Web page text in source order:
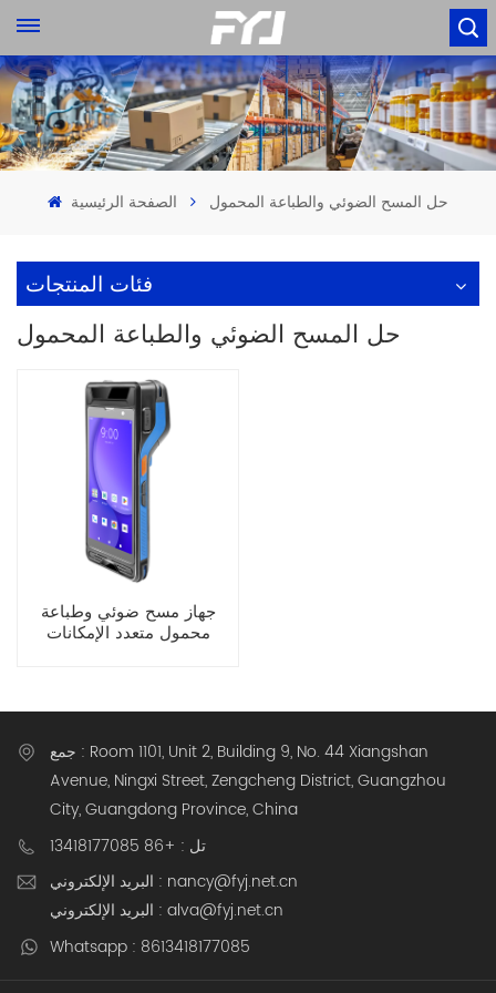
الصفحة الرئيسية حل المسح الضوئي والطباعة المحمول
فئات المنتجات
حل المسح الضوئي والطباعة المحمول
جهاز مسح ضوئي وطباعة
محمول متعدد الإمكانات
جمع : Room 1101, Unit 2, Building 9, No. 44 Xiangshan
Avenue, Ningxi Street, Zengcheng District, Guangzhou
City, Guangdong Province, China
تل : +86 13418177085
البريد الإلكتروني : nancy@fyj.net.cn
البريد الإلكتروني : alva@fyj.net.cn
Whatsapp : 8613418177085